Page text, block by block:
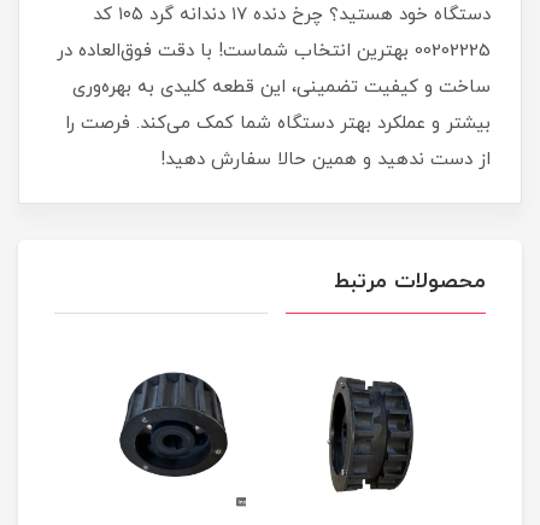
دستگاه خود هستید؟ چرخ دنده ۱۷ دندانه گرد ۱۰۵ کد
00202225 بهترین انتخاب شماست! با دقت فوق‌العاده در
ساخت و کیفیت تضمینی، این قطعه کلیدی به بهره‌وری
بیشتر و عملکرد بهتر دستگاه شما کمک می‌کند. فرصت را
از دست ندهید و همین حالا سفارش دهید!
محصولات مرتبط